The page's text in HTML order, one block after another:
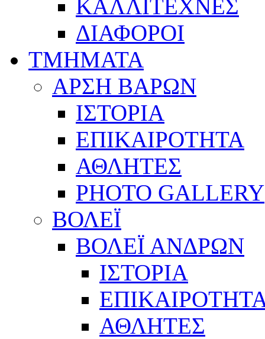
ΚΑΛΛΙΤΕΧΝΕΣ
ΔΙΑΦΟΡΟΙ
ΤΜΗΜΑΤΑ
ΑΡΣΗ ΒΑΡΩΝ
ΙΣΤΟΡΙΑ
ΕΠΙΚΑΙΡΟΤΗΤΑ
ΑΘΛΗΤΕΣ
PHOTO GALLERY
ΒΟΛΕΪ
ΒΟΛΕΪ ΑΝΔΡΩΝ
ΙΣΤΟΡΙΑ
ΑΘΛΗΤΕΣ